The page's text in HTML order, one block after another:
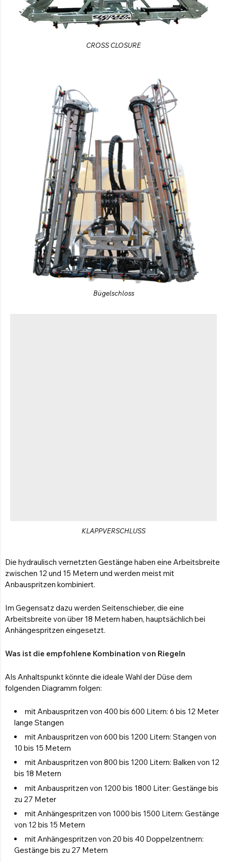
CROSS CLOSURE
Bügelschloss
KLAPPVERSCHLUSS
Die hydraulisch vernetzten Gestänge haben eine Arbeitsbreite
zwischen 12 und 15 Metern und werden meist mit
Anbauspritzen kombiniert.
Im Gegensatz dazu werden Seitenschieber, die eine
Arbeitsbreite von über 18 Metern haben, hauptsächlich bei
Anhängespritzen eingesetzt.
Was ist die empfohlene Kombination von Riegeln
Als Anhaltspunkt könnte die ideale Wahl der Düse dem
folgenden Diagramm folgen:
mit Anbauspritzen von 400 bis 600 Litern: 6 bis 12 Meter
lange Stangen
mit Anbauspritzen von 600 bis 1200 Litern: Stangen von
10 bis 15 Metern
mit Anbauspritzen von 800 bis 1200 Litern: Balken von 12
bis 18 Metern
mit Anbauspritzen von 1200 bis 1800 Liter: Gestänge bis
zu 27 Meter
mit Anhängespritzen von 1000 bis 1500 Litern: Gestänge
von 12 bis 15 Metern
mit Anhängespritzen von 20 bis 40 Doppelzentnern:
Gestänge bis zu 27 Metern